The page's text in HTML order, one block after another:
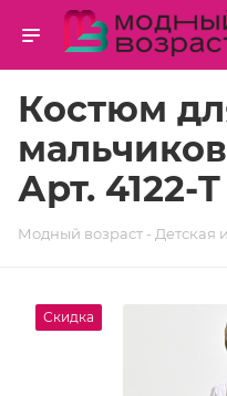
Костюм
Арт. 4122-T
Модный возраст - Детская
Скидка